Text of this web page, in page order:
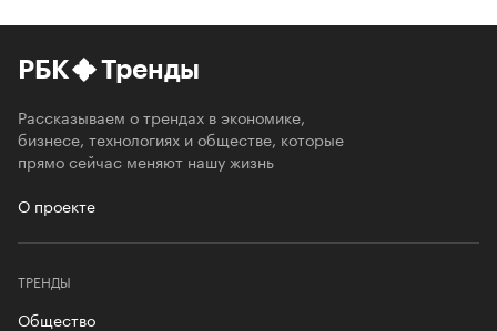
РБК Тренды
Рассказываем о трендах в экономике,
бизнесе, технологиях и обществе, которые
прямо сейчас меняют нашу жизнь
О проекте
ТРЕНДЫ
Общество